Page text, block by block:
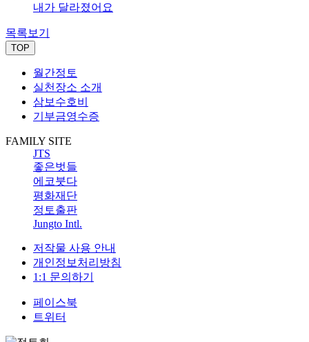
내가 달라졌어요
목록보기
TOP
월간정토
실천장소 소개
삼보수호비
기부금영수증
FAMILY SITE
JTS
좋은벗들
에코붓다
평화재단
정토출판
Jungto Intl.
저작물 사용 안내
개인정보처리방침
1:1 문의하기
페이스북
트위터